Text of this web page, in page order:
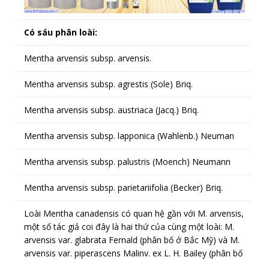
Có sáu phân loài:
Mentha arvensis subsp. arvensis.
Mentha arvensis subsp. agrestis (Sole) Briq.
Mentha arvensis subsp. austriaca (Jacq.) Briq.
Mentha arvensis subsp. lapponica (Wahlenb.) Neuman
Mentha arvensis subsp. palustris (Moench) Neumann
Mentha arvensis subsp. parietariifolia (Becker) Briq.
Loài Mentha canadensis có quan hệ gần với M. arvensis,
một số tác giả coi đây là hai thứ của cùng một loài: M.
arvensis var. glabrata Fernald (phân bố ở Bắc Mỹ) và M.
arvensis var. piperascens Malinv. ex L. H. Bailey (phân bố